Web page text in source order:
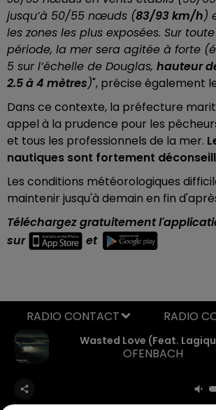
jusqu’à 50/55 nœuds (83/93 km/h)
les zones les plus exposées. Sur
période, la mer sera agitée à forte
5 sur l’échelle de Douglas, hauteur
2.5 à 4 mètres)", précise également
Dans ce contexte, la préfecture
appel à la prudence pour les
et tous les professionnels de la mer.
nautiques sont fortement
Les conditions météorologiques
maintenir jusqu'à demain en fin
Téléchargez gratuitement
sur
et
Wasted Love (feat.
OFENBACH
RADIO